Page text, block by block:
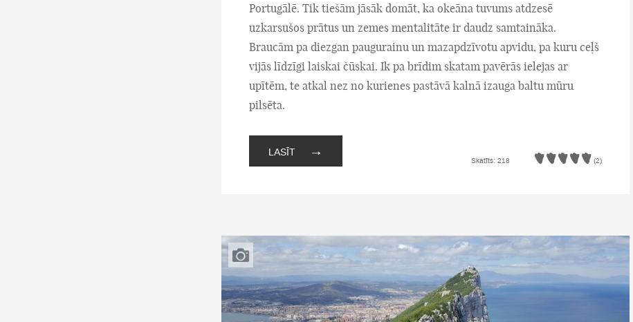
Portugālē. Tik tiešām jāsāk domāt, ka okeāna tuvums atdzesē
uzkarsušos prātus un zemes mentalitāte ir daudz samtaināka.
Braucām pa diezgan paugurainu un mazapdzīvotu apvidu, pa kuru ceļš
vijās līdzīgi laiskai čūskai. Ik pa brīdim skatam pavērās ielejas ar
upītēm, te atkal nez no kurienes pastāvā kalnā izauga baltu mūru
pilsēta.
LASĪT →
Skatīts: 218 (2)